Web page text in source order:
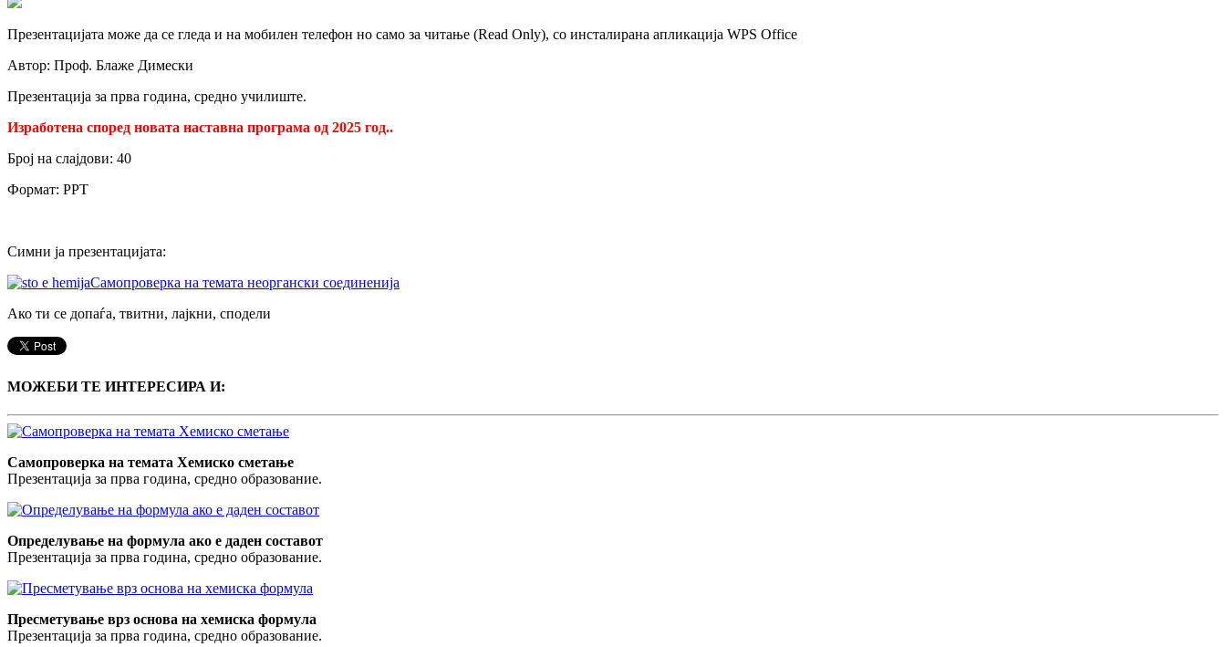
Презентацијата може да се гледа и на мобилен телефон но само за читање (Read Only), со инсталирана апликација WPS Office
Автор: Проф. Блаже Димески
Презентација за прва година, средно училиште.
Изработена според новата наставна програма од 2025 год..
Број на слајдови: 40
Формат: PPT
Симни ја презентацијата:
Самопроверка на темата неоргански соединенија
Ако ти се допаѓа, твитни, лајкни, сподели
МОЖЕБИ ТЕ ИНТЕРЕСИРА И:
Самопроверка на темата Хемиско сметање
Презентација за прва година, средно образование.
Определување на формула ако е даден составот
Презентација за прва година, средно образование.
Пресметување врз основа на хемискa формулa
Презентација за прва година, средно образование.